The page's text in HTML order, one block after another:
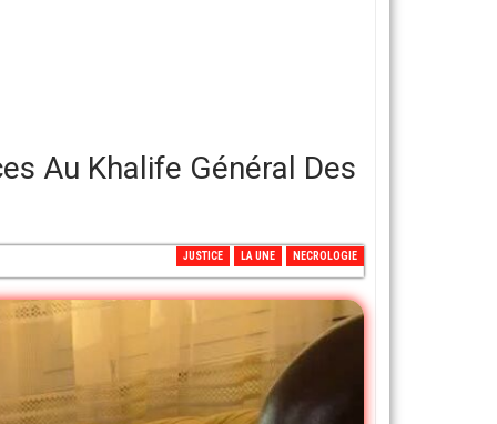
Au Khalife Général Des
JUSTICE LA UNE NECROLOGIE